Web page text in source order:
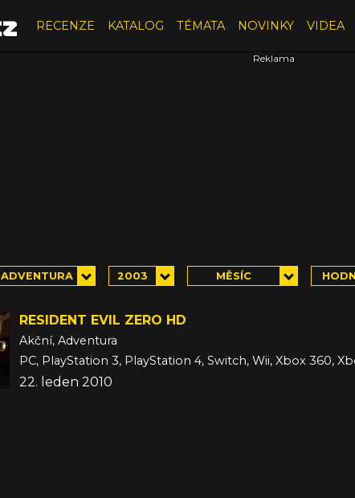
RECENZE KATALOG TÉMATA NOVINKY VIDEA
ADVENTURA 2003 MĚSÍC
RESIDENT EVIL ZERO HD
Akční, Adventura
PC, PlayStation 3, PlayStation 4, Switch, Wii, Xbox 360,
22. leden 2010